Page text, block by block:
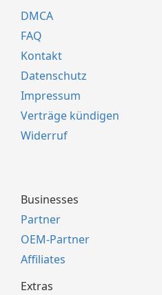
DMCA
FAQ
Kontakt
Datenschutz
Impressum
Verträge kündigen
Widerruf
Businesses
Partner
OEM-Partner
Affiliates
Extras